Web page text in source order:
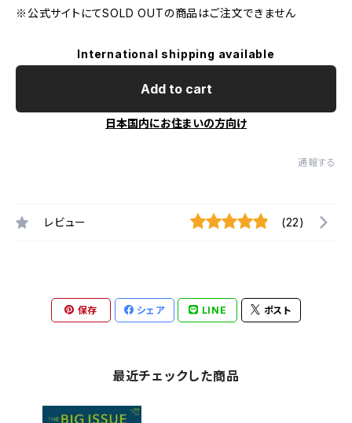
※公式サイトにてSOLD OUTの商品はご注文できません
International shipping available
Add to cart
日本国内にお住まいの方向け
通報する
レビュー (22)
保存 シェア LINE ポスト
最近チェックした商品